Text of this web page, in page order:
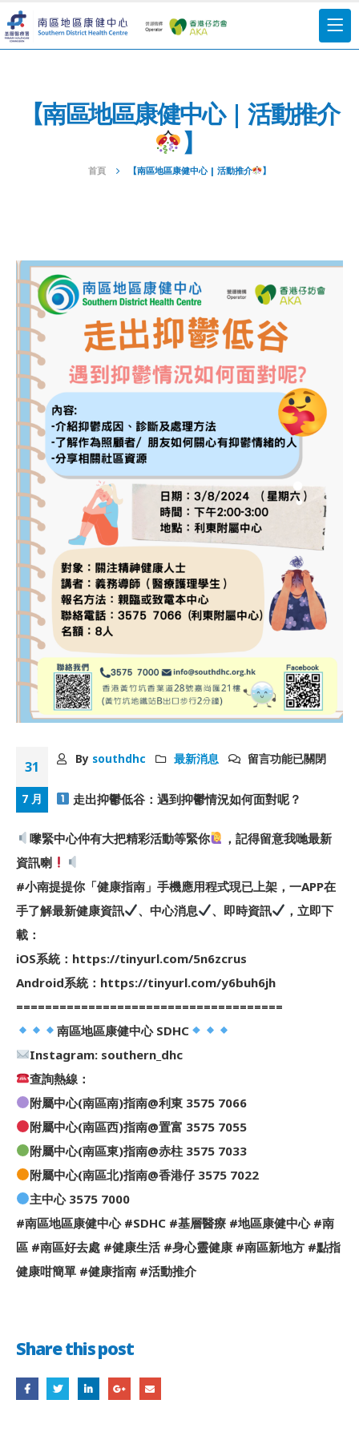
【南區地區康健中心 | 活動推介
】
首頁 【南區地區康健中心 | 活動推介 】
31
7 月
By southdhc 最新消息 留言功能已關閉
走出抑鬱低谷：遇到抑鬱情況如何面對呢？
嚟緊中心仲有大把精彩活動等緊你
，記得留意我哋最新
資訊喇
#小南提提你「健康指南」手機應用程式現已上架，一APP在
手了解最新健康資訊
、中心消息 、即時資訊
，立即下
載：
iOS系統：https://tinyurl.com/5n6zcrus
Android系統：https://tinyurl.com/y6buh6jh
=====================================
南區地區康健中心 SDHC
Instagram: southern_dhc
查詢熱線：
附屬中心(南區南)指南@利東 3575 7066
附屬中心(南區西)指南@置富 3575 7055
附屬中心(南區東)指南@赤柱 3575 7033
附屬中心(南區北)指南@香港仔 3575 7022
主中心 3575 7000
#南區地區康健中心 #SDHC #基層醫療 #地區康健中心 #南
區 #南區好去處 #健康生活 #身心靈健康 #南區新地方 #點指
健康咁簡單 #健康指南 #活動推介
Share this post